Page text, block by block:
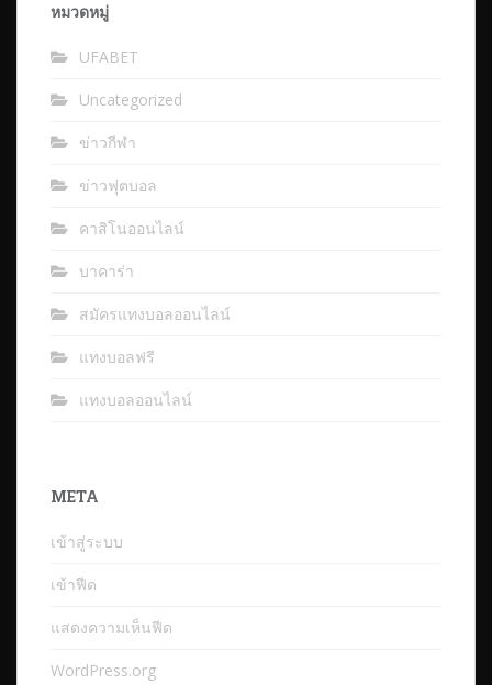
หมวดหมู่
UFABET
Uncategorized
ข่าวกีฬา
ข่าวฟุตบอล
คาสิโนออนไลน์
บาคาร่า
สมัครแทงบอลออนไลน์
แทงบอลฟรี
แทงบอลออนไลน์
META
เข้าสู่ระบบ
เข้าฟีด
แสดงความเห็นฟีด
WordPress.org